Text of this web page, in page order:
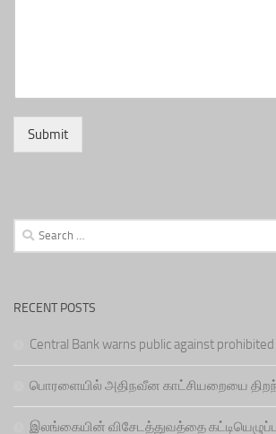
Submit
Search
for:
RECENT POSTS
Central Bank warns public against
பொரளையில் அதிநவீன காட்சியறையை
இலங்கையின் விசேடத்துவத்தை